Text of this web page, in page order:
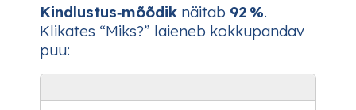
Kindlustus‑mõõdik näitab 92 %.
Klikates “Miks?” laieneb kokkupandav
puu: